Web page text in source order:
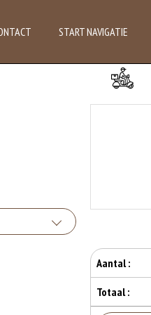
START NAVIGATIE
Aantal :
Totaal :